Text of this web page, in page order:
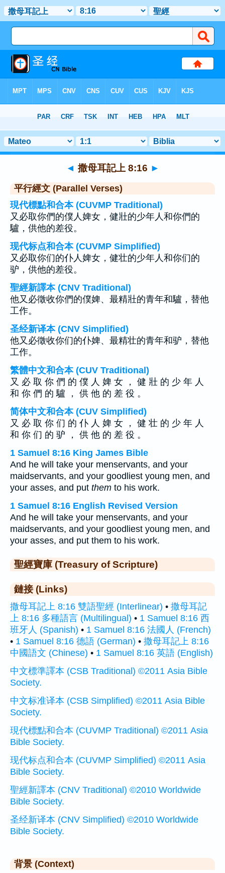
章 8 > 聖經金句 16
◄ 撒母耳記上 8:16 ►
平行經文 (Parallel Verses)
現代標點和合本 (CUVMP Traditional)
又必取你們的僕人婢女，健壯的少年人和你們的
驢，供他的差役。
现代标点和合本 (CUVMP Simplified)
又必取你们的仆人婢女，健壮的少年人和你们的
驴，供他的差役。
聖經新譯本 (CNV Traditional)
他又必徵收你們的僕婢、最精壯的青年和驢，替他
工作。
圣经新译本 (CNV Simplified)
他又必徵收你们的仆婢、最精壮的青年和驴，替他
工作。
繁體中文和合本 (CUV Traditional)
又 必 取 你 們 的 僕 人 婢 女 ， 健 壯 的 少 年 人
和 你 們 的 驢 ， 供 他 的 差 役 。
简体中文和合本 (CUV Simplified)
又 必 取 你 们 的 仆 人 婢 女 ， 健 壮 的 少 年 人
和 你 们 的 驴 ， 供 他 的 差 役 。
1 Samuel 8:16 King James Bible
And he will take your menservants, and your
maidservants, and your goodliest young men, and
your asses, and put them to his work.
1 Samuel 8:16 English Revised Version
And he will take your menservants, and your
maidservants, and your goodliest young men, and
your asses, and put them to his work.
聖經寶庫 (Treasury of Scripture)
鏈接 (Links)
撒母耳記上 8:16 雙語聖經 (Interlinear) • 撒母耳記
上 8:16 多種語言 (Multilingual) • 1 Samuel 8:16 西
班牙人 (Spanish) • 1 Samuel 8:16 法國人 (French)
• 1 Samuel 8:16 德語 (German) • 撒母耳記上 8:16
中國語文 (Chinese) • 1 Samuel 8:16 英語 (English)
中文標準譯本 (CSB Traditional) ©2011 Asia Bible
Society.
中文标准译本 (CSB Simplified) ©2011 Asia Bible
Society.
現代標點和合本 (CUVMP Traditional) ©2011 Asia
Bible Society.
现代标点和合本 (CUVMP Simplified) ©2011 Asia
Bible Society.
聖經新譯本 (CNV Traditional) ©2010 Worldwide
Bible Society.
圣经新译本 (CNV Simplified) ©2010 Worldwide
Bible Society.
背景 (Context)